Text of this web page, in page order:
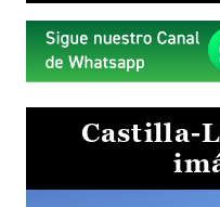
Castilla-